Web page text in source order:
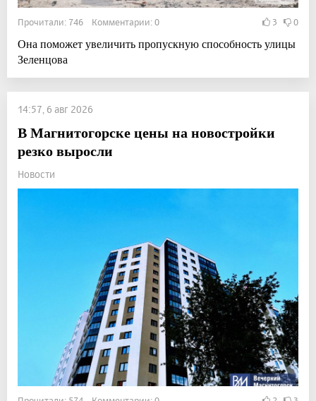
Прочитали: 746 Комментарии: 0 3 0
Она поможет увеличить пропускную способность улицы
Зеленцова
14:57, 6 авг 2026
В Магнитогорске цены на новостройки
резко выросли
Новости